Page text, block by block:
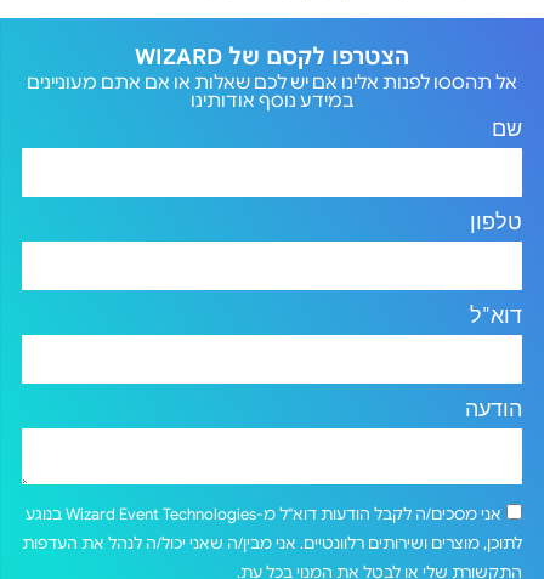
הצטרפו לקסם של WIZARD
אל תהססו לפנות אלינו אם יש לכם שאלות או אם אתם מעוניינים
במידע נוסף אודותינו
שם
טלפון
דוא"ל
הודעה
אני מסכים/ה לקבל הודעות דוא"ל מ-Wizard Event Technologies בנוגע
לתוכן, מוצרים ושירותים רלוונטיים. אני מבין/ה שאני יכול/ה לנהל את העדפות
התקשורת שלי או לבטל את המנוי בכל עת.